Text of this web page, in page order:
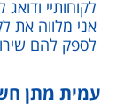
אני מלווה את
לספק להם
עמית מתן